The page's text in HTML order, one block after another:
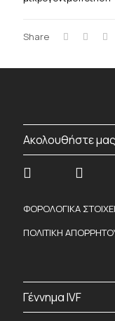
Share
Ακολουθήστε μας
ΦΟΡΟΛΟΓΙΚΑ
ΠΟΛΙΤΙΚΗ
Γέννημα IVF